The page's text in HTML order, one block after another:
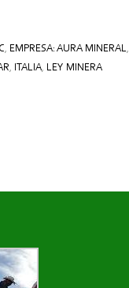
, EMPRESA: AURA MINERAL,
, ITALIA, LEY MINERA